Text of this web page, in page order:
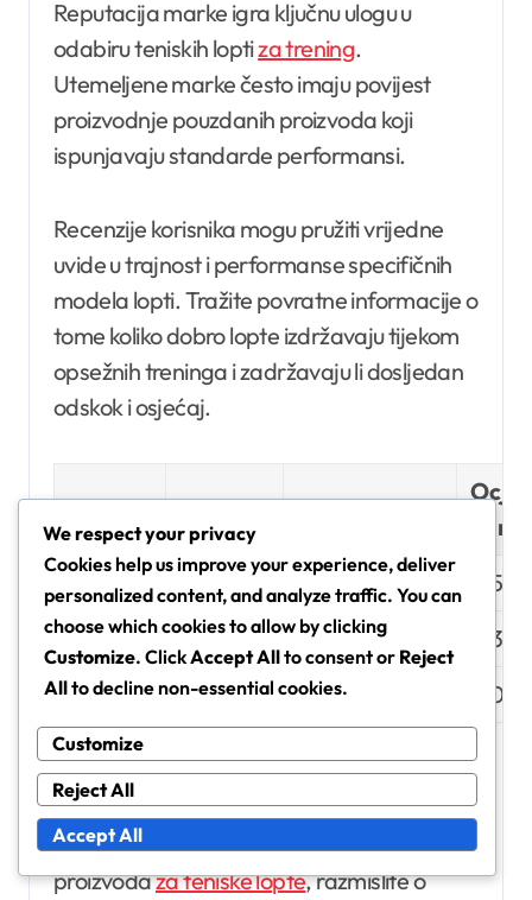
Reputacija marke igra ključnu ulogu u
odabiru teniskih loptiza trening.
Utemeljene marke često imaju povijest
proizvodnje pouzdanih proizvoda koji
ispunjavaju standarde performansi.
Recenzije korisnika mogu pružiti vrijedne
uvide u trajnost i performanse specifičnih
modela lopti. Tražite povratne informacije o
tome koliko dobro lopte izdržavaju tijekom
opsežnih treninga i zadržavaju li dosljedan
odskok i osjećaj.
Marka Trajnost Performanse
Wilson
Visoka Izvrsna
4.5/5
Head
Srednja Vrlo dobra
4.3/5
Babolat
Srednja Dobra 4.0/5
Gdje pronaći pouzdane
usporedbe proizvoda
Kako biste pronašli pouzdane usporedbe
proizvodaza teniske lopte, razmislite o
We respect your privacy
Cookies help us improve your experience, deliver
personalized content, and analyze traffic. You can
choose which cookies to allow by clicking
Customize. ClickAccept Allto consent or Reject
Allto decline non-essential cookies.
Customize
Reject All
Accept All